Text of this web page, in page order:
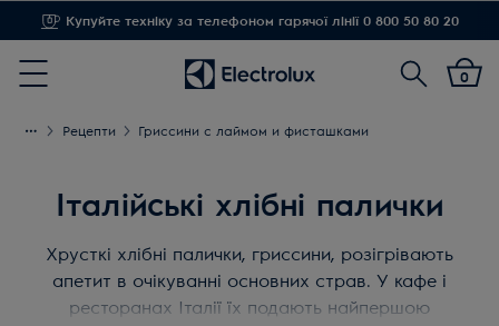
Купуйте техніку за телефоном гарячої лінії 0 800 50 80 20
Доставка від 1,20 грн
Menu
Пошук
0
Рецепти Гриссини с лаймом и фисташками
Італійські хлібні палички
Хрусткі хлібні палички, гриссини, розігрівають
апетит в очікуванні основних страв. У кафе і
ресторанах Італії їх подають найпершою